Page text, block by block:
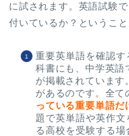
に試されます。英語試験
付いているか？ということ
重要英単語を確認す
科書にも、中学英語
が掲載されています
があるのです。全て
っている重要単語だ
題で英単語や英作
る高校を受験する